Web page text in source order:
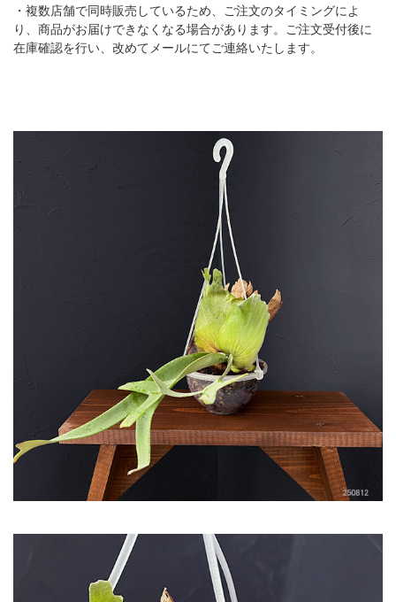
・複数店舗で同時販売しているため、ご注文のタイミングによ
り、商品がお届けできなくなる場合があります。ご注文受付後に
在庫確認を行い、改めてメールにてご連絡いたします。